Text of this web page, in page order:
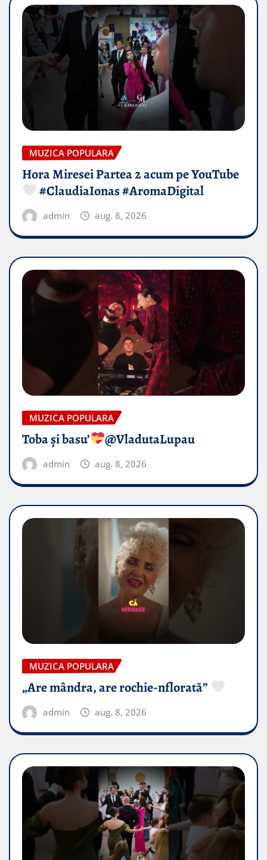
MUZICA POPULARA
Hora Miresei Partea 2 acum pe YouTube
#ClaudiaIonas #AromaDigital
admin aug. 8, 2026
MUZICA POPULARA
Toba și basu’ @VladutaLupau
admin aug. 8, 2026
MUZICA POPULARA
„Are mândra, are rochie-nflorată”
admin aug. 8, 2026